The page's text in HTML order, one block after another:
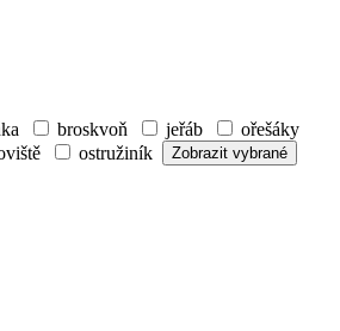
broskvoň jeřáb
ořešáky
ostružiník